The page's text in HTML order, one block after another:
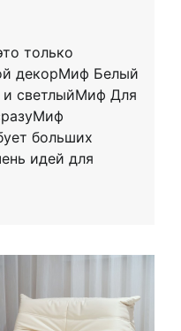
только
декорМиф Белый
и светлыйМиф Для
больших
идей для